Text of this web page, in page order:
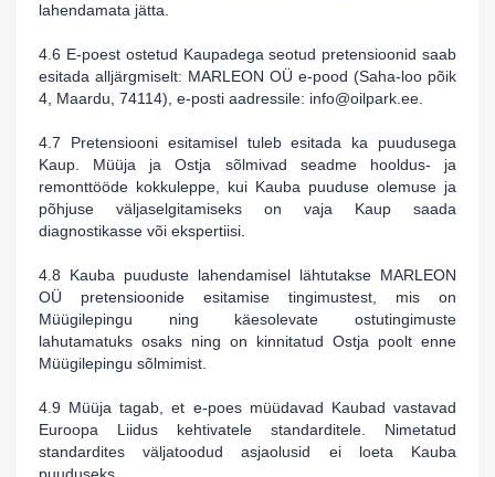
lahendamata jätta.
4.6 E-poest ostetud Kaupadega seotud pretensioonid saab
esitada alljärgmiselt: MARLEON OÜ e-pood (Saha-loo põik
4, Maardu, 74114), e-posti aadressile: info@oilpark .ee.
4.7 Pretensiooni esitamisel tuleb esitada ka puudusega
Kaup. Müüja ja Ostja sõlmivad seadme hooldus- ja
remonttööde kokkuleppe, kui Kauba puuduse olemuse ja
põhjuse väljaselgitamiseks on vaja Kaup saada
diagnostikasse või ekspertiisi.
4.8 Kauba puuduste lahendamisel lähtutakse MARLEON
OÜ pretensioonide esitamise tingimustest, mis on
Müügilepingu ning käesolevate ostutingimuste
lahutamatuks osaks ning on kinnitatud Ostja poolt enne
Müügilepingu sõlmimist.
4.9 Müüja tagab, et e-poes müüdavad Kaubad vastavad
Euroopa Liidus kehtivatele standarditele. Nimetatud
standardites väljatoodud asjaolusid ei loeta Kauba